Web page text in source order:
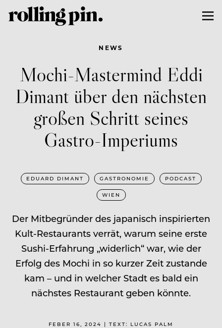
NEWS
Mochi-Mastermind Eddi
Dimant über den nächsten
großen Schritt seines
Gastro-Imperiums
EDUARD DIMANT GASTRONOMIE PODCAST
WIEN
Der Mitbegründer des japanisch inspirierten
Kult-Restaurants verrät, warum seine erste
Sushi-Erfahrung „widerlich“ war, wie der
Erfolg des Mochi in so kurzer Zeit zustande
kam – und in welcher Stadt es bald ein
nächstes Restaurant geben könnte.
FEBER 16, 2024 | TEXT: LUCAS PALM